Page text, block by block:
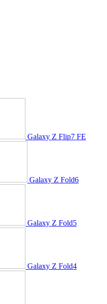
Galaxy Z Flip7 FE
Galaxy Z Fold6
Galaxy Z Fold5
Galaxy Z Fold4